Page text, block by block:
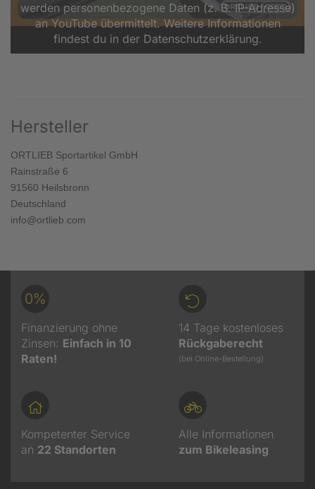
werden personenbezogene Daten (z. B. IP-Adresse)
an YouTube übermittelt. Weitere Informationen
findest du in der Datenschutzerklärung.
Hersteller
ORTLIEB Sportartikel GmbH
Rainstraße 6
91560 Heilsbronn
Deutschland
info@ortlieb.com
0%
Finanzierung ohne
Zinsen: Einfach in 10
Raten!
14 Tage kostenloses
Rückgaberecht
(bei Online-Bestellung)
Kompetenter Service
an 22 Standorten
Alle Informationen
zum Bikeleasing